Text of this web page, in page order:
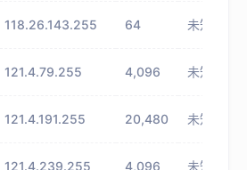
118.26.143.255 64 未知
121.4.79.255 4,096 未知
121.4.191.255 20,480 未知
121.4.239.255 4,096 未知